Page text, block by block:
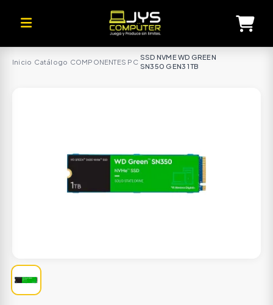
Inicio Catálogo COMPONENTES PC·
SSD NVME WD GREEN
SN350 GEN3 1TB